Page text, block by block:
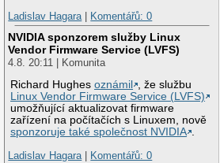
Ladislav Hagara| Komentářů: 0
NVIDIA sponzorem služby Linux
Vendor Firmware Service (LVFS)
4.8. 20:11 | Komunita
Richard Hughesoznámil
, že službu
Linux Vendor Firmware Service (LVFS)
umožňující aktualizovat firmware
zařízení na počítačích s Linuxem, nově
sponzoruje také společnost NVIDIA .
Ladislav Hagara| Komentářů: 0